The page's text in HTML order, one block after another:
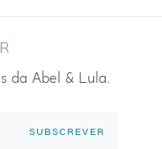
da Abel & Lula.
SUBSCREVER